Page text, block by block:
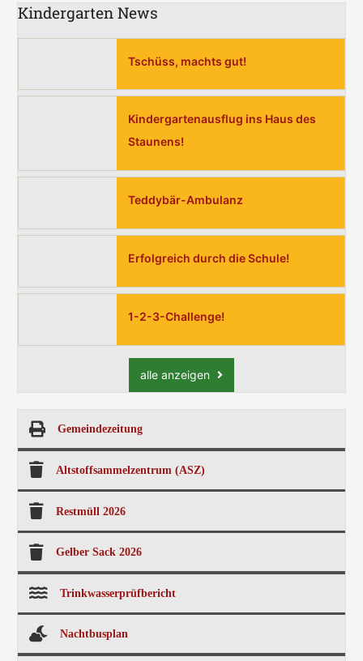
Kindergarten News
Tschüss, machts gut!
Kindergartenausflug ins Haus des
Staunens!
Teddybär-Ambulanz
Erfolgreich durch die Schule!
1-2-3-Challenge!
alle anzeigen
Gemeindezeitung
Altstoffsammelzentrum (ASZ)
Restmüll 2026
Gelber Sack 2026
Trinkwasserprüfbericht
Nachtbusplan